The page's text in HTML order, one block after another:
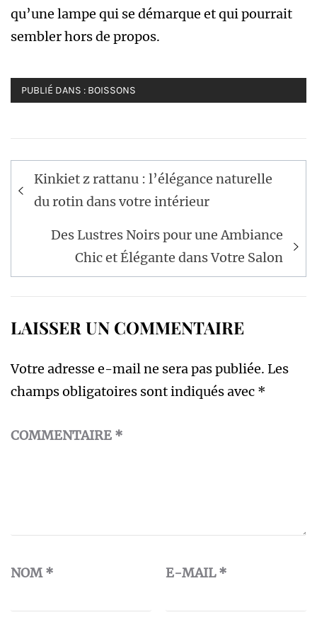
qu’une lampe qui se démarque et qui pourrait
sembler hors de propos.
PUBLIÉ DANS : BOISSONS
Navigation
de
Kinkiet z rattanu : l’élégance naturelle
du rotin dans votre intérieur
Des Lustres Noirs pour une Ambiance
Chic et Élégante dans Votre Salon
LAISSER UN COMMENTAIRE
Votre adresse e-mail ne sera pas publiée. Les
champs obligatoires sont indiqués avec *
COMMENTAIRE *
NOM* E-MAIL*